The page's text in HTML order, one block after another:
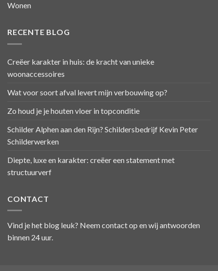
Wonen
RECENTE BLOG
Creëer karakter in huis: de kracht van unieke
woonaccessoires
Wat voor soort afval levert mijn verbouwing op?
Zo houd je je houten vloer in topconditie
Schilder Alphen aan den Rijn? Schildersbedrijf Kevin Peter
Schilderwerken
Diepte, luxe en karakter: creëer een statement met
structuurverf
CONTACT
Vind je het blog leuk? Neem contact op en wij antwoorden
binnen 24 uur.